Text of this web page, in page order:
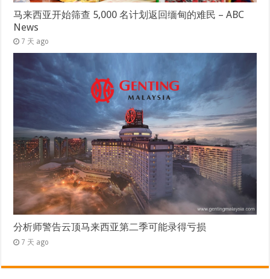
马来西亚开始筛查 5,000 名计划返回缅甸的难民 – ABC
News
7 天 ago
分析师警告云顶马来西亚第二季可能录得亏损
7 天 ago